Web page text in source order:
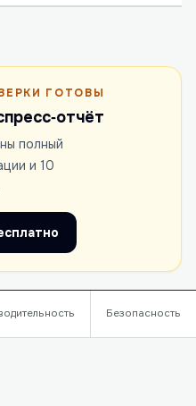
ГОТОВЫ
полный
и 10
Безопасность